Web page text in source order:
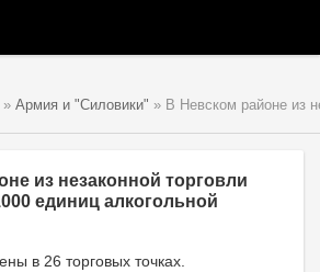
» Армия и "Силовики" » В Невском районе из
из незаконной торговли
единиц алкогольной
в 26 торговых точках.